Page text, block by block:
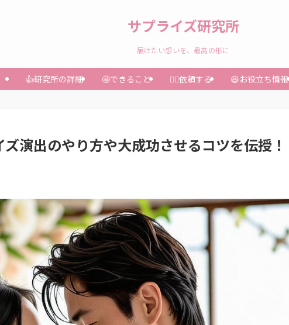
サプライズ研究所
届けたい想いを、最高の形に
👍研究所の詳細 🤩できること 🏃‍♀️依頼する 😆お役立ち情報
演出のやり方や大成功させるコツを伝授！